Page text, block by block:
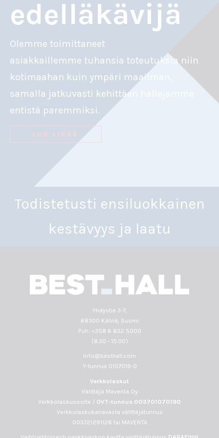
edelläkävijä
Olemme toimittaneet
asiakkaillemme tuhansia toteutuksia niin
kotimaahan kuin ympäri maailman,
samalla jatkuvasti kehittäen hallejamme
entistä paremmiksi.
LUE LISÄÄ
Todistetusti ensiluokkainen
kestävyys ja laatu
Yhdystie 3-7,
68300 Kälviä, Suomi
Puh: +358 6 832 5000
(8.30 - 15.00)
info@besthall.com
Y-tunnus 0107019-0
Verkkolaskut
Välittäjä Maventa Oy
Verkkolaskuosoite / OVT-tunnus 003701070190
Verkkolaskukanavasta välittäjätunnus
003721291126 tai MAVENTA